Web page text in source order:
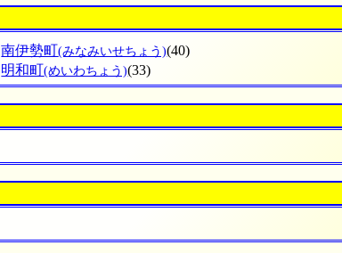
南伊勢町(みなみいせちょう)(40)
明和町(めいわちょう)(33)